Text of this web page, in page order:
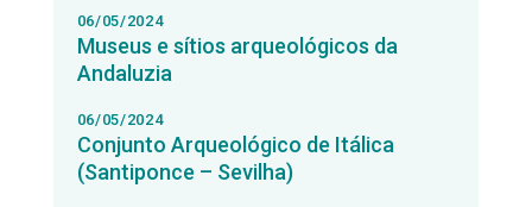
Museus e sítios arqueológicos da
Andaluzia
06/05/2024
Conjunto Arqueológico de Itálica
(Santiponce – Sevilha)
06/05/2024